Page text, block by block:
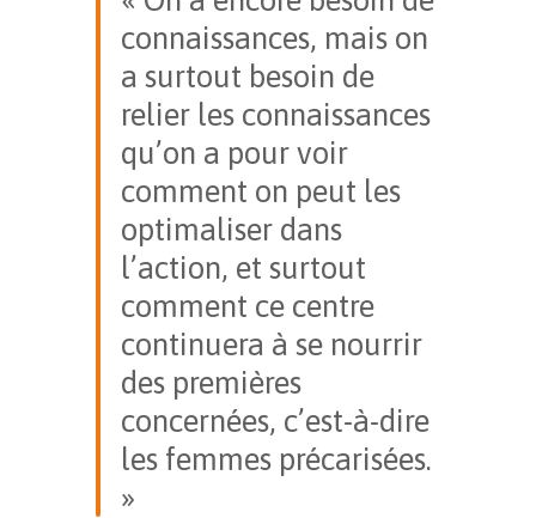
connaissances, mais on
a surtout besoin de
relier les connaissances
qu’on a pour voir
comment on peut les
optimaliser dans
l’action, et surtout
comment ce centre
continuera à se nourrir
des premières
concernées, c’est-à-dire
les femmes précarisées.
»